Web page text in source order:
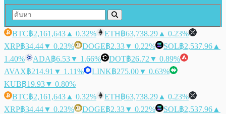
BTC฿2,161,643 ▲ 0.32% ETH฿63,738.29 ▲ 0.23%
XRP฿34.44▼ 0.23% DOGE฿2.33▼ 0.22% SOL฿2,537.96 ▲
1.40%
ADA฿6.53▼ 1.66% DOT฿26.72 ▼ 0.89%
AVAX฿214.91 ▼ 1.11% LINK฿275.00▼ 0.63%
KUB฿19.93▼ 0.80%
BTC฿2,161,643 ▲ 0.32% ETH฿63,738.29 ▲ 0.23%
XRP฿34.44▼ 0.23% DOGE฿2.33▼ 0.22% SOL฿2,537.96 ▲